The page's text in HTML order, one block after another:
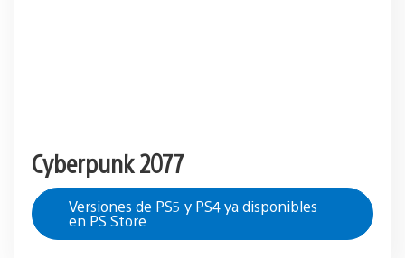
Cyberpunk 2077
Versiones de PS5 y PS4 ya disponibles
en PS Store